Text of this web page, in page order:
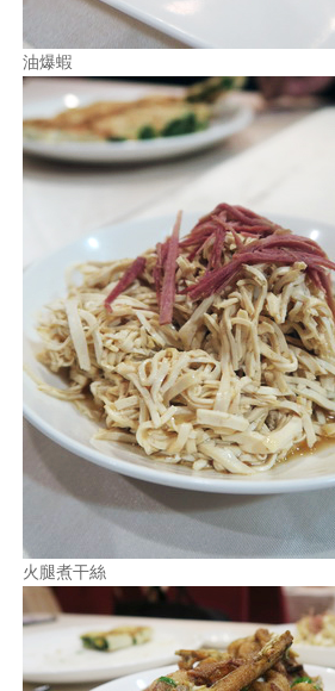
個人著作
活動實況記錄
媒體報導一覽
訂閱電子報
油爆蝦
火腿煮干絲